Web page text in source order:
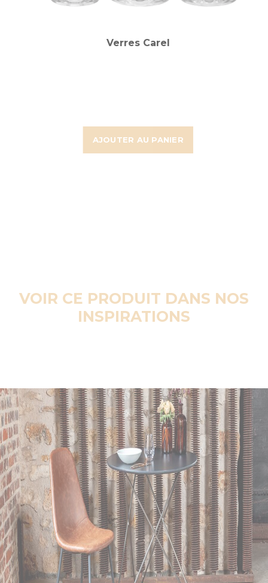
AJOUTER AU PANIER
Verres Carel
VOIR CE PRODUIT DANS NOS
INSPIRATIONS